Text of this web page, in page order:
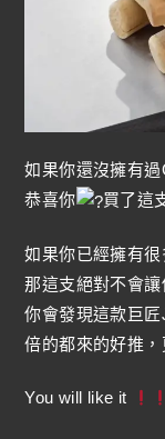
如果你還沒擁有
恭喜你
買了這
如果你已經擁有
那這支絕對不會讓
你會發現這款巨
倍的都來的好推，
You will like it